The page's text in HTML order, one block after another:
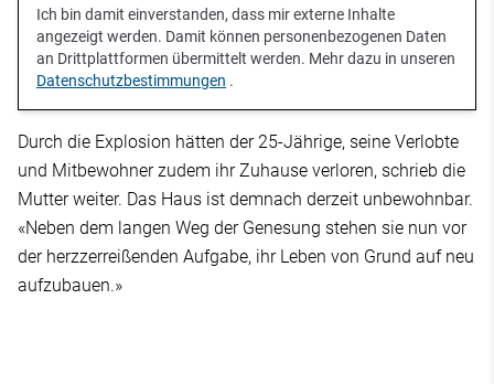
Ich bin damit einverstanden, dass mir externe Inhalte
angezeigt werden. Damit können personenbezogenen Daten
an Drittplattformen übermittelt werden. Mehr dazu in unseren
Datenschutzbestimmungen .
Durch die Explosion hätten der 25-Jährige, seine Verlobte
und Mitbewohner zudem ihr Zuhause verloren, schrieb die
Mutter weiter. Das Haus ist demnach derzeit unbewohnbar.
«Neben dem langen Weg der Genesung stehen sie nun vor
der herzzerreißenden Aufgabe, ihr Leben von Grund auf neu
aufzubauen.»